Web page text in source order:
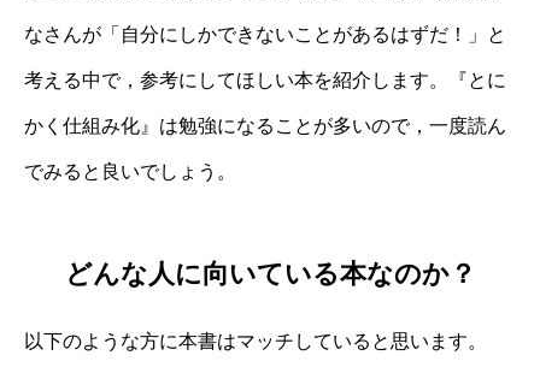
なさんが「自分にしかできないことがあるはずだ！」と
考える中で，参考にしてほしい本を紹介します。『とに
かく仕組み化』は勉強になることが多いので，一度読ん
でみると良いでしょう。
どんな人に向いている本なのか？
以下のような方に本書はマッチしていると思います。